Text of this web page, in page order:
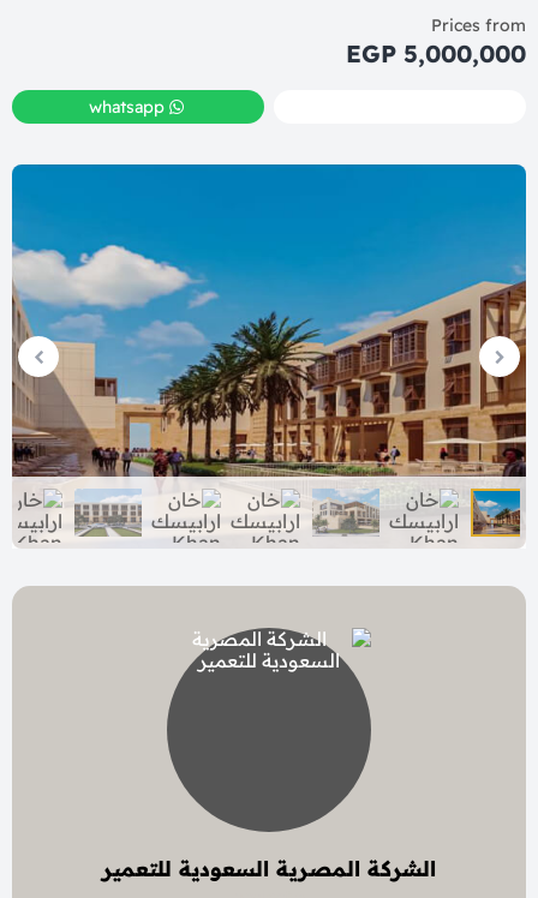
Prices from
5,000,000 EGP
whatsapp
الشركة المصرية السعودية للتعمير